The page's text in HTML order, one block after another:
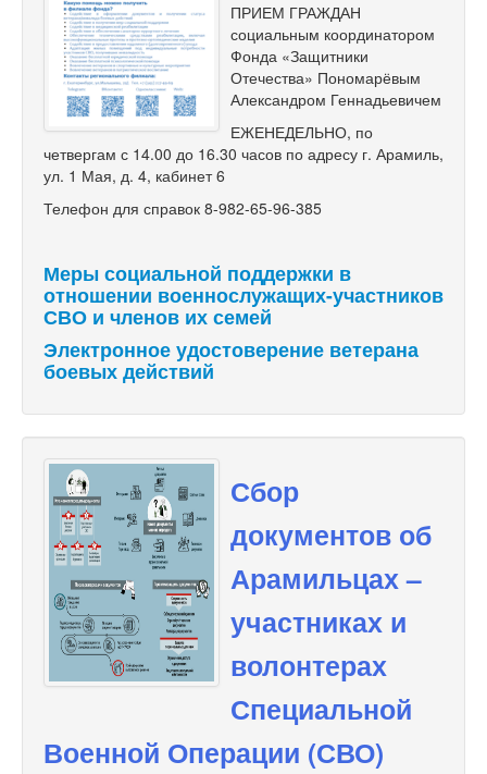
ПРИЕМ ГРАЖДАН
социальным координатором
Фонда «Защитники
Отечества» Пономарёвым
Александром Геннадьевичем
ЕЖЕНЕДЕЛЬНО, по
четвергам с 14.00 до 16.30 часов по адресу г. Арамиль,
ул. 1 Мая, д. 4, кабинет 6
Телефон для справок 8-982-65-96-385
Меры социальной поддержки в
отношении военнослужащих-участников
СВО и членов их семей
Электронное удостоверение ветерана
боевых действий
Сбор
документов об
Арамильцах –
участниках и
волонтерах
Специальной
Военной Операции (СВО)